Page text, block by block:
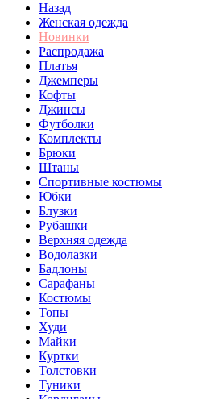
Назад
Женская одежда
Новинки
Распродажа
Платья
Джемперы
Кофты
Джинсы
Футболки
Комплекты
Брюки
Штаны
Спортивные костюмы
Юбки
Блузки
Рубашки
Верхняя одежда
Водолазки
Бадлоны
Сарафаны
Костюмы
Топы
Худи
Майки
Куртки
Толстовки
Туники